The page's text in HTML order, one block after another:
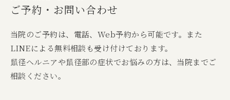
ご予約・お問い合わせ
当院のご予約は、電話、Web予約から可能です。また
LINEによる無料相談も受け付けております。
鼠径ヘルニアや鼠径部の症状でお悩みの方は、当院までご
相談ください。